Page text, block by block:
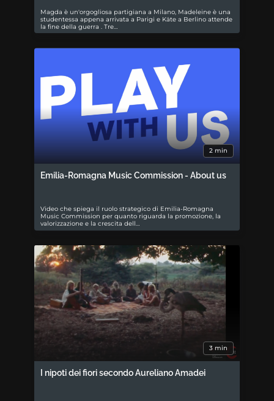
Magda è un'orgogliosa partigiana a Milano, Madeleine è una
studentessa appena arrivata a Parigi e Käte a Berlino attende
la fine della guerra . Tre…
2 min
Emilia-Romagna Music Commission - About us
Video che spiega il ruolo strategico di Emilia-Romagna
Music Commission per quanto riguarda la promozione, la
valorizzazione e la crescita dell…
3 min
I nipoti dei fiori secondo Aureliano Amadei